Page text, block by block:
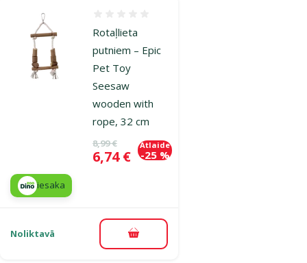
Rotaļlieta
putniem – Epic
Pet Toy
Seesaw
wooden with
rope, 32 cm
Oriģinālā cena
8,99 €
Cena
6,74 €
Atlaide
-25 %
iesaka
Noliktavā Pievienot grozam